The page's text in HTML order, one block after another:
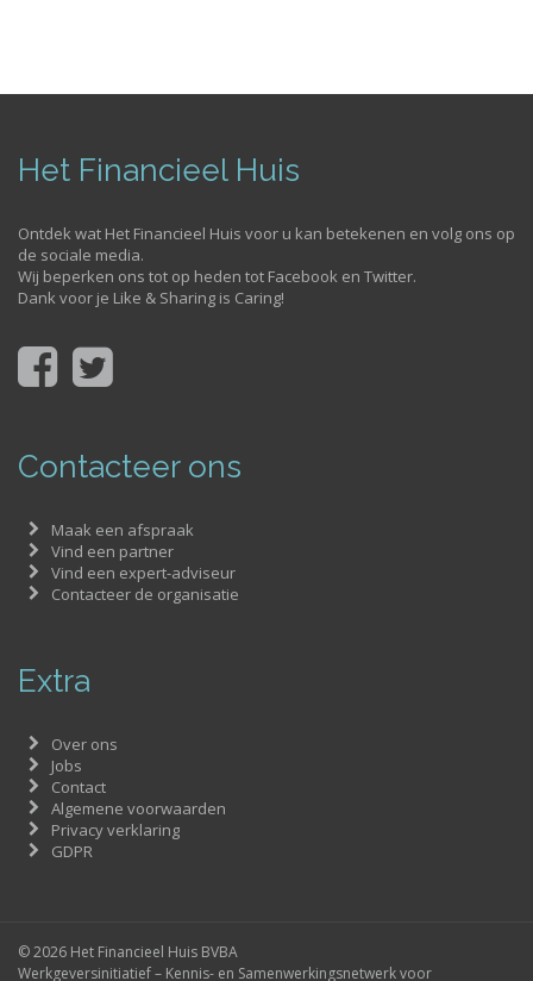
Het Financieel Huis
Ontdek wat Het Financieel Huis voor u kan betekenen en volg ons op
de sociale media.
Wij beperken ons tot op heden tot Facebook en Twitter.
Dank voor je Like & Sharing is Caring!
Contacteer ons
Maak een afspraak
Vind een partner
Vind een expert-adviseur
Contacteer de organisatie
Extra
Over ons
Jobs
Contact
Algemene voorwaarden
Privacy verklaring
GDPR
© 2026 Het Financieel Huis BVBA
Werkgeversinitiatief – Kennis- en Samenwerkingsnetwerk voor